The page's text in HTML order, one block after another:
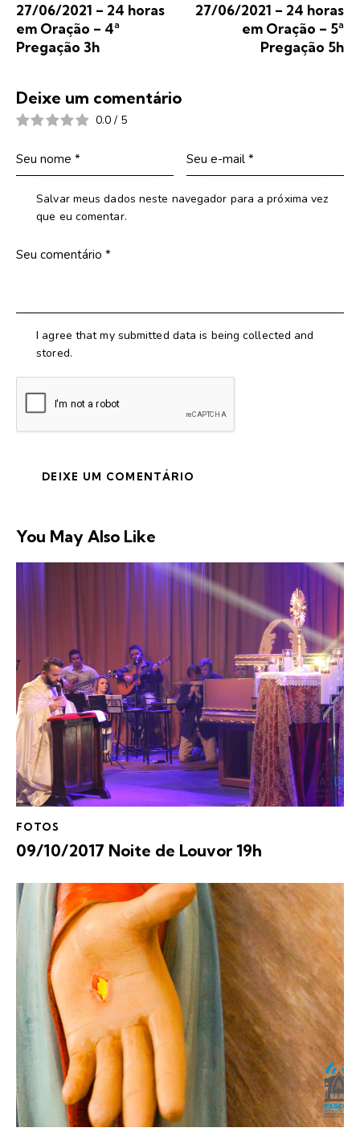
27/06/2021 – 24 horas
em Oração – 4ª
Pregação 3h
27/06/2021 – 24 horas
em Oração – 5ª
Pregação 5h
Deixe um comentário
0.0 / 5
Salvar meus dados neste navegador para a próxima vez
que eu comentar.
I agree that my submitted data is being collected and
stored.
You May Also Like
FOTOS
09/10/2017 Noite de Louvor 19h